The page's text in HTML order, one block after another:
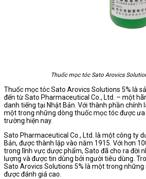
Thuốc mọc tóc Sato Arovics
Thuốc mọc tóc Sato Arovics Solutions 5% là
đến từ Sato Pharmaceutical Co., Ltd. – một
danh tiếng tại Nhật Bản. Với thành phần chính
một trong những dòng thuốc mọc tóc được
trường hiện nay.
Sato Pharmaceutical Co., Ltd. là một công ty
Bản, được thành lập vào năm 1915. Với hơn
trong lĩnh vực dược phẩm, Sato đã cho ra đời
lượng và được tin dùng bởi người tiêu dùng.
Sato Arovics Solutions 5% là một trong
được đánh giá cao.